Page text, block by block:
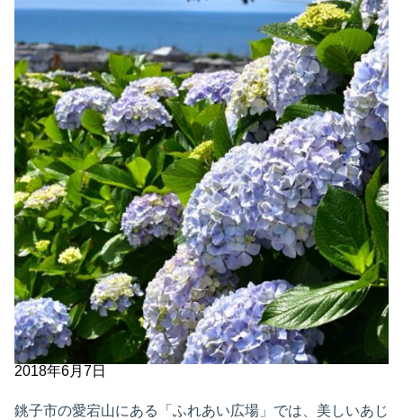
2018年6月7日
銚子市の愛宕山にある「ふれあい広場」では、美しいあじ